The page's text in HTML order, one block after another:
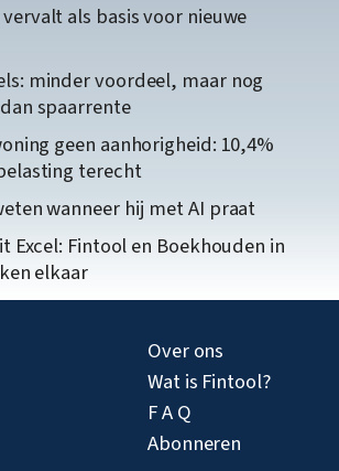
als basis voor nieuwe
minder voordeel, maar nog
spaarrente
geen aanhorigheid: 10,4%
terecht
wanneer hij met AI praat
Excel: Fintool en Boekhouden in
elkaar
Over ons
Wat is Fintool?
F A Q
Abonneren